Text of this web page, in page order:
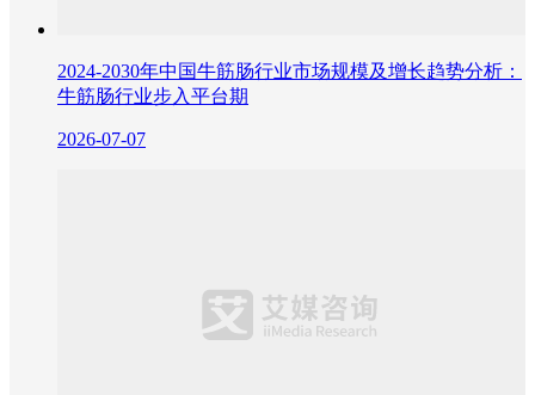
2024-2030年中国牛筋肠行业市场规模及增长趋势分析：
牛筋肠行业步入平台期
2026-07-07